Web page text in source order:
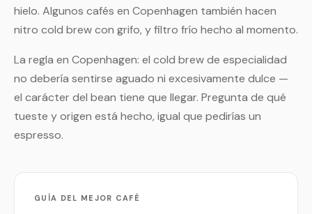
hielo. Algunos cafés en Copenhagen también hacen
nitro cold brew con grifo, y filtro frío hecho al momento.
La regla en Copenhagen: el cold brew de especialidad
no debería sentirse aguado ni excesivamente dulce —
el carácter del bean tiene que llegar. Pregunta de qué
tueste y origen está hecho, igual que pedirías un
espresso.
GUÍA DEL MEJOR CAFÉ